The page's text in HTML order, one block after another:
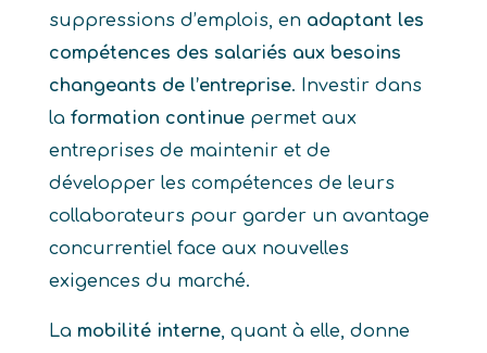
suppressions d’emplois, en adaptant les
compétences des salariés aux besoins
changeants de l’entreprise. Investir dans
la formation continue permet aux
entreprises de maintenir et de
développer les compétences de leurs
collaborateurs pour garder un avantage
concurrentiel face aux nouvelles
exigences du marché.
La mobilité interne, quant à elle, donne